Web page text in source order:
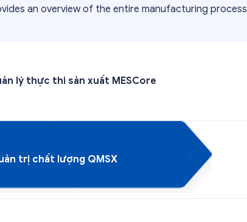
an overview of the entire manufacturing process
lý thực thi sản xuất MESCore
trị chất lượng QMSX